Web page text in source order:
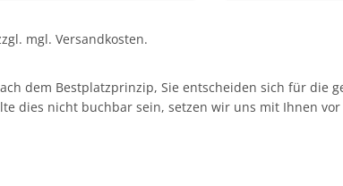
mgl. Versandkosten.
dem Bestplatzprinzip, Sie entscheiden sich für die
dies nicht buchbar sein, setzen wir uns mit Ihnen